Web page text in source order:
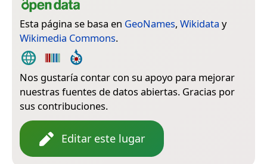
Esta página se basa en GeoNames, Wikidata y
Wikimedia Commons.
Nos gustaría contar con su apoyo para mejorar
nuestras fuentes de datos abiertas. Gracias por
sus contribuciones.
Editar este lugar